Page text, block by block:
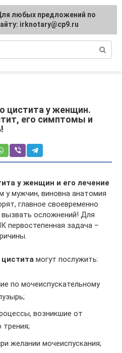
аналоги
цистита у женщин.
его симптомы и
у женщин и его лечение
у мужчин, виновна анатомия
главное своевременно
осложнений! Для
задача –
могут послужить:
по мочеиспускательному
возникшие от
трения;
желании мочеиспускания;
любых предложений по
irknotary@cp9.ru